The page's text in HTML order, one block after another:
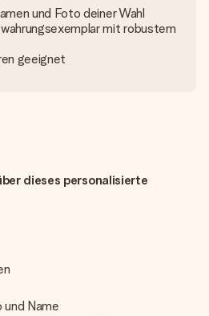
und Foto deiner Wahl
mit robustem
geeignet
dieses personalisierte
und Name